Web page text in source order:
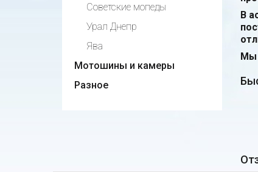
Советские мопеды
Урал Днепр
Ява
Мотошины и камеры
Разное
В
Мы